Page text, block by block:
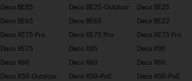
Service Provider
Deco BE85 Deco BE25-Outdoor Deco BE25
Deco BE65
Deco BE65 Deco BE22
Deco XE75 Pro
Deco XE75 Pro Deco XE75 Pro
Deco XE75
Deco X95 Deco X90
Deco X60
Deco X60 Deco X60
Deco X50-Outdoor
Deco X50-PoE Deco X50-PoE